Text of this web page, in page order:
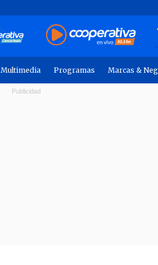
Multimedia Programas Marcas &